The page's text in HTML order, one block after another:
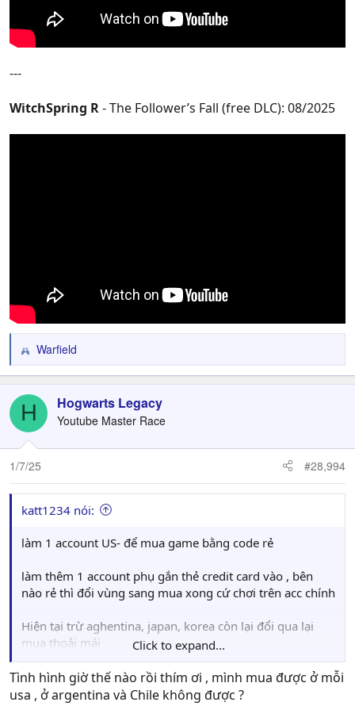
---
WitchSpring R- The Follower’s Fall (free DLC): 08/2025
R
e
c
i
o
n
s
:
Warfield
H Hogwarts Legacy
Youtube Master Race
1/7/25 #28,994
katt1234 nói:
làm 1 account US- để mua game bằng code rẻ
làm thêm 1 account phụ gắn thẻ credit card vào , bên
nào rẻ thì đổi vùng sang mua xong cứ chơi trên acc chính
Hiện tại trừ aghentina, japan, korea còn lại đổi qua lại
mua thoải mái
gía game đâu rẻ thì cứ check ở đây
Click to expand...
Tình hình giờ thế nào rồi thím ơi , mình mua được ở mỗi
usa , ở argentina và Chile không được ?